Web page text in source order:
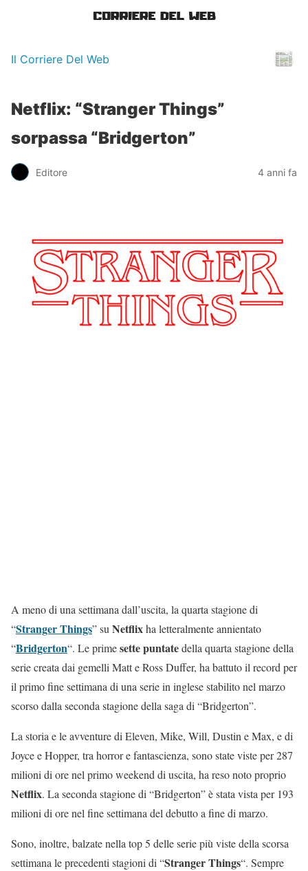
Il Corriere Del Web
Netflix: “Stranger Things”
sorpassa “Bridgerton”
Editore 4 anni fa
A meno di una settimana dall’uscita, la quarta stagione di
“Stranger Things” su Netflixha letteralmente annientato
“Bridgerton“. Le primesette puntatedella quarta stagione della
serie creata dai gemelli Matt e Ross Duffer, ha battuto il record per
il primo fine settimana di una serie in inglese stabilito nel marzo
scorso dalla seconda stagione della saga di “Bridgerton”.
La storia e le avventure di Eleven, Mike, Will, Dustin e Max, e di
Joyce e Hopper, tra horror e fantascienza, sono state viste per 287
milioni di ore nel primo weekend di uscita, ha reso noto proprio
Netflix. La seconda stagione di “Bridgerton” è stata vista per 193
milioni di ore nel fine settimana del debutto a fine di marzo.
Sono, inoltre, balzate nella top 5 delle serie più viste della scorsa
settimana le precedenti stagioni di “Stranger Things“. Sempre